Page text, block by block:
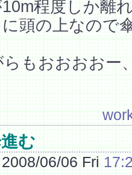
程度しか離
頭の上なので
もおおおおー
む
2008/06/06 Fri